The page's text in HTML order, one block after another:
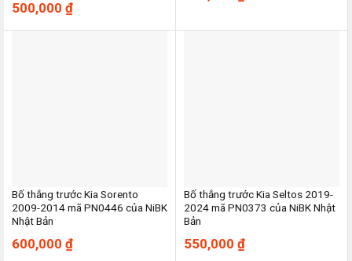
500,000 ₫
Bố thắng trước Kia Sorento
2009-2014 mã PN0446 của NiBK
Nhật Bản
600,000 ₫
Bố thắng trước Kia Seltos 2019-
2024 mã PN0373 của NiBK Nhật
Bản
550,000 ₫